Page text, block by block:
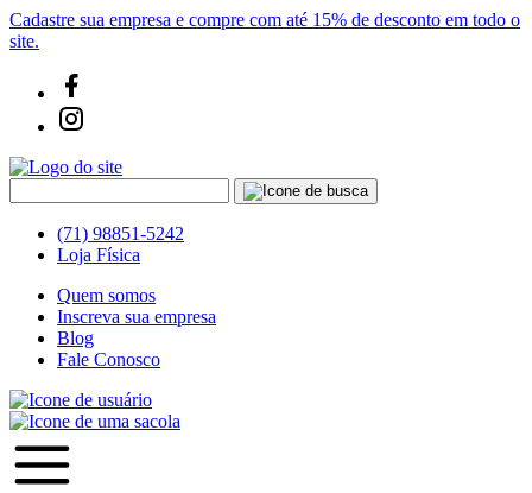
Cadastre sua empresa e compre com até 15% de desconto em todo o
site.
(71) 98851-5242
Loja Física
Quem somos
Inscreva sua empresa
Blog
Fale Conosco